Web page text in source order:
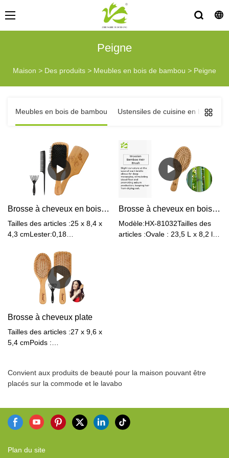
Peigne
Maison > Des produits > Meubles en bois de bambou > Peigne
Meubles en bois de bambou Ustensiles de cuisine en bois de
Convient aux produits de beauté pour la maison pouvant être
placés sur la commode et le lavabo
Brosse à cheveux en bois de sanglier
Tailles des articles :25 x 8,4 x
4,3 cmLester:0,18
Brosse à cheveux en bois de bambou
Modèle:HX-81032Tailles des
articles :Ovale : 23,5 L x 8,2 l x
Brosse à cheveux plate
Tailles des articles :27 x 9,6 x
5,4 cmPoids :
Plan du site